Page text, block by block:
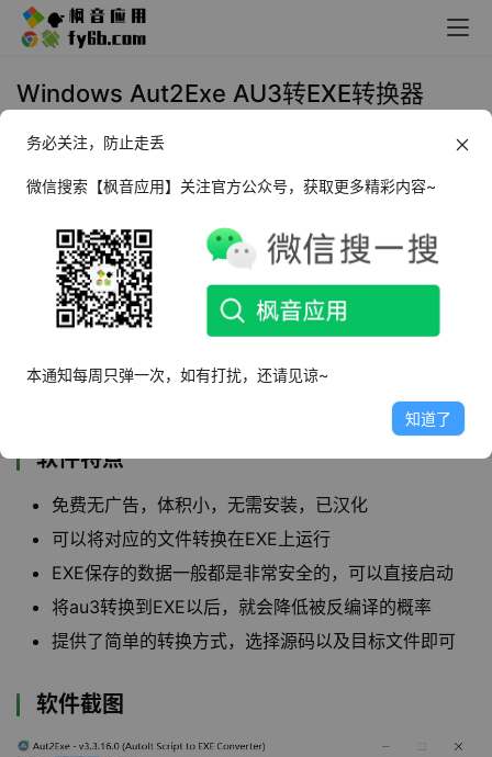
Windows Aut2Exe AU3转EXE转换器
2023年1月8日 10:31 实用工具
Aut2Exe是一款可以帮助用户在电脑上选择转换
au3到exe的软件，提供的转换方式就是制作
exe，将au3制作为可以执行的exe软件，这样你
时候更加方便。
软件特点
免费无广告，体积小，无需安装，已汉化
可以将对应的文件转换在EXE上运行
EXE保存的数据一般都是非常安全的，可以直接启动
将au3转换到EXE以后，就会降低被反编译的概率
提供了简单的转换方式，选择源码以及目标文件即可
软件截图
务必关注，防止走丢
微信搜索【枫音应用】关注官方公众号，获取更多精彩内容~
本通知每周只弹一次，如有打扰，还请见谅~
知道了